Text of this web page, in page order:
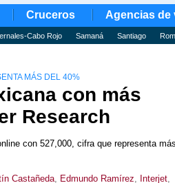
Cruceros Agencias de
Cabo Rojo Samaná Santiago
MÁS DEL 40%
con más
Research
con 527,000, cifra que representa
Castañeda, Edmundo Ramírez, Interjet,